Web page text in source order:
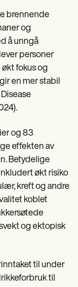
brennende
og
å unngå
personer
fokus og
en mer stabil
og 83
effekten av
Betydelige
økt risiko
kreft og andre
koblet
og ektopisk
til under
til